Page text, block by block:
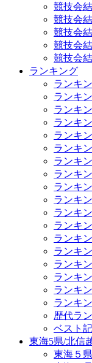
競技会
競技会
競技会
競技会
競技会
ランキング
ランキ
ランキ
ランキ
ランキ
ランキ
ランキ
ランキ
ランキ
ランキ
ランキ
ランキ
ランキ
ランキ
ランキ
ランキ
ランキ
ランキ
ランキ
歴代ラ
ベスト
東海5県/北信
東海５